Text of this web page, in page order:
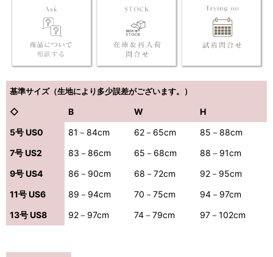
基準サイズ（生地により多少誤差がございます。）
◇ B W
H
5号 US0
81－84cm 62－65cm
85－88cm
7号 US2
83－86cm 65－68cm
88－91cm
9号 US4
86－90cm 68－72cm
92－95cm
11号 US6
89－94cm 70－75cm
94－97cm
13号 US8
92－97cm 74－79cm 97－102cm